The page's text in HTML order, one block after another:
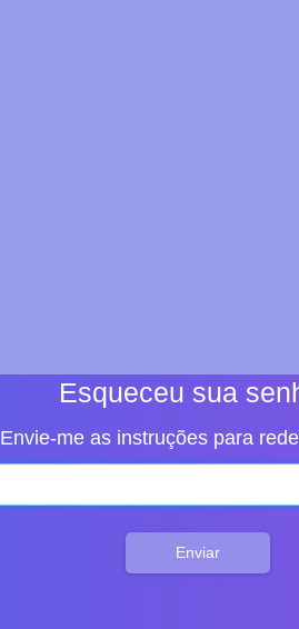
Esqueceu sua
Envie-me as instruções para
Enviar